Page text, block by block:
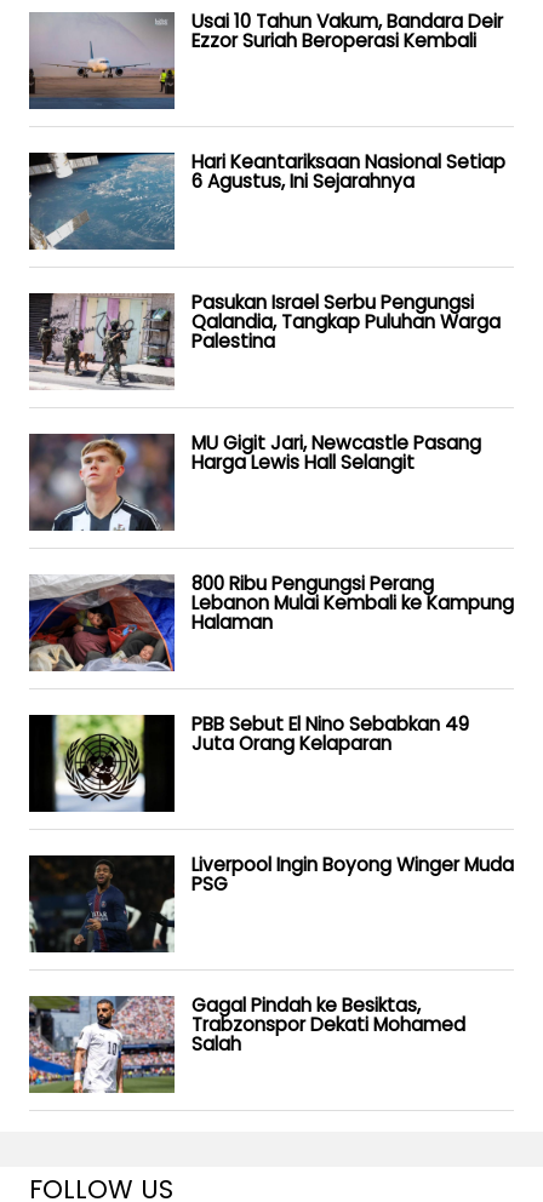
Usai 10 Tahun Vakum, Bandara Deir
Ezzor Suriah Beroperasi Kembali
Hari Keantariksaan Nasional Setiap
6 Agustus, Ini Sejarahnya
Pasukan Israel Serbu Pengungsi
Qalandia, Tangkap Puluhan Warga
Palestina
MU Gigit Jari, Newcastle Pasang
Harga Lewis Hall Selangit
800 Ribu Pengungsi Perang
Lebanon Mulai Kembali ke Kampung
Halaman
PBB Sebut El Nino Sebabkan 49
Juta Orang Kelaparan
Liverpool Ingin Boyong Winger Muda
PSG
Gagal Pindah ke Besiktas,
Trabzonspor Dekati Mohamed
Salah
FOLLOW US